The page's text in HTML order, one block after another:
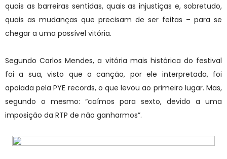
quais as barreiras sentidas, quais as injustiças e, sobretudo,
quais as mudanças que precisam de ser feitas – para se
chegar a uma possível vitória.
Segundo Carlos Mendes, a vitória mais histórica do festival
foi a sua, visto que a canção, por ele interpretada, foi
apoiada pela PYE records, o que levou ao primeiro lugar. Mas,
segundo o mesmo: “caímos para sexto, devido a uma
imposição da RTP de não ganharmos”.